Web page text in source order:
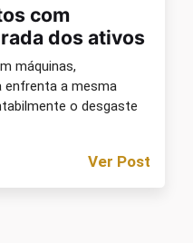
com
dos ativos
máquinas,
enfrenta a mesma
o desgaste
Ver Post